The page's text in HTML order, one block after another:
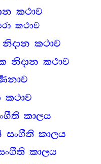
කථාව
කථාව
නිදාන කථාව
නිදාන කථාව
කථාව
කාලය
සංගීති කාලය
කාලය